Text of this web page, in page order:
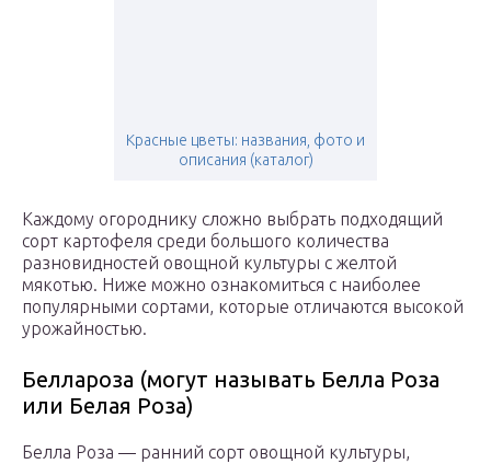
Красные цветы: названия, фото и
описания (каталог)
Каждому огороднику сложно выбрать подходящий
сорт картофеля среди большого количества
разновидностей овощной культуры с желтой
мякотью. Ниже можно ознакомиться с наиболее
популярными сортами, которые отличаются высокой
урожайностью.
Беллароза (могут называть Белла Роза
или Белая Роза)
Белла Роза — ранний сорт овощной культуры,